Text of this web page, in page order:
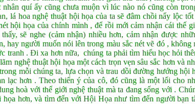
quí ấy cũng chưa muộn vì lúc nào nó cũng còn
lá hoa nghệ thuật hội họa của ta sẽ đâm chồi nẩy lộc
hội họa của chính mình , để rồi mới cảm nhận cái thế
sẽ nghe (cảm nhận) nhiều hơn, cảm nhận được
hay người muốn nói lên trong màu sắc nét vẽ đó , không
tranh . Đi xa hơn nữa, chúng ta phải tìm hiểu học hỏi
nghệ thuật hội họa một cách trọn vẹn sâu sắc hơn và
mỗi chúng ta, lựa chọn và trau dồi đường hướng
lạc hơn . Theo thiển ý của cô, đó cũng là một lối cho
hoà với thế giới nghệ thuật mà ta đang sống với .
hơn, và tìm đến với Hội Họa như tìm đến người bạn